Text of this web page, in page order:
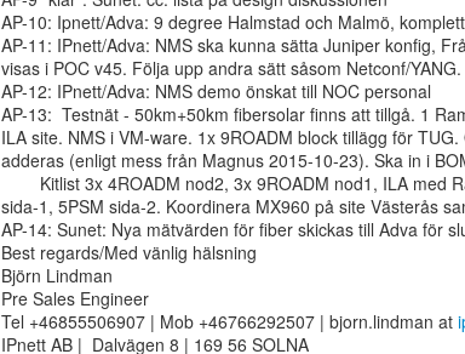
AP-10: Ipnett/Adva: 9 degree Halmstad och Malmö,
AP-11: IPnett/Adva: NMS ska kunna sätta Juniper konfig,
visas i POC v45. Följa upp andra sätt såsom Netconf/YANG.
AP-12: IPnett/Adva: NMS demo önskat till NOC personal
AP-13:  Testnät - 50km+50km fibersolar finns att tillgå. 1
ILA site. NMS i VM-ware. 1x 9ROADM block tillägg för
adderas (enligt mess från Magnus 2015-10-23). Ska in i
sida-1, 5PSM sida-2. Koordinera MX960 på site Västerås
AP-14: Sunet: Nya mätvärden för fiber skickas till Adva för
Best regards/Med vänlig hälsning
Björn Lindman
Pre Sales Engineer
Tel +46855506907 | Mob +46766292507 | bjorn.lindman at